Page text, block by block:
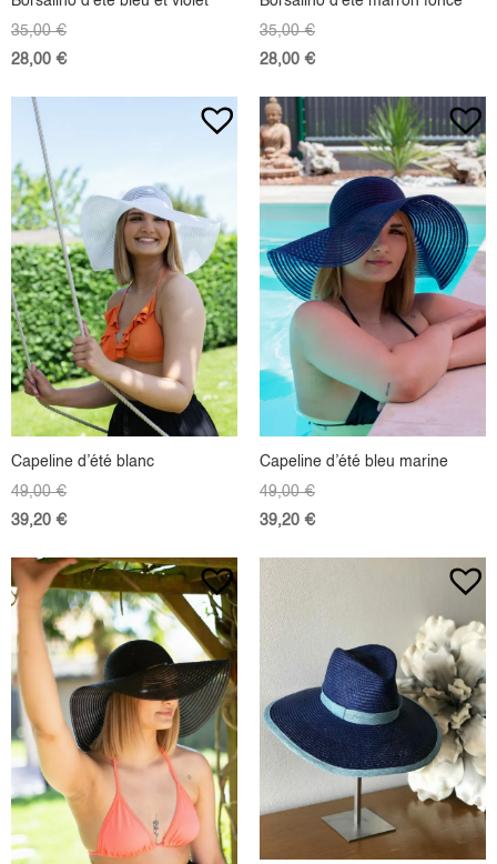
35,00€
28,00 €
35,00€
28,00 €
Capeline d’été blanc
49,00€
39,20 €
Capeline d’été bleu marine
49,00€
39,20 €